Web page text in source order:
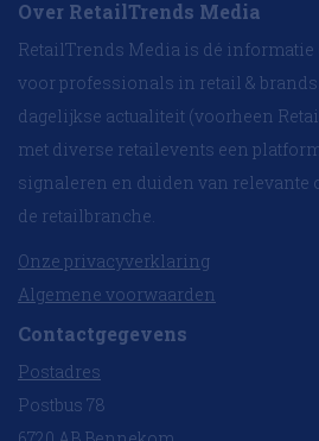
Over RetailTrends Media
RetailTrends Media is dé
voor professionals in retail &
dagelijkse actualiteit (voorheen
met diverse retailevents een
signaleren en duiden van
de retailbranche.
Onze privacyverklaring
Algemene voorwaarden
Contactgegevens
Postadres
Postbus 78